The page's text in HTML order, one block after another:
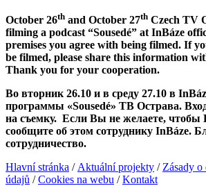
October 26th and October 27th Czech TV
filming a podcast “Sousedé” at InBáze
premises you agree with being filmed. If
be filmed, please share this information
Thank you for your cooperation.
Во вторник 26.10 и в среду 27.10 в
программы «Sousedé» ТВ Острава.
на съемку. Если Вы не желаете, чтобы
сообщите об этом сотруднику InBáze.
сотрудничество.
Hlavní stránka / Aktuální projekty / Zásady o
údajů /Cookies na webu /Kontakt